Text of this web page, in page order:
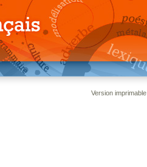
Version imprimable